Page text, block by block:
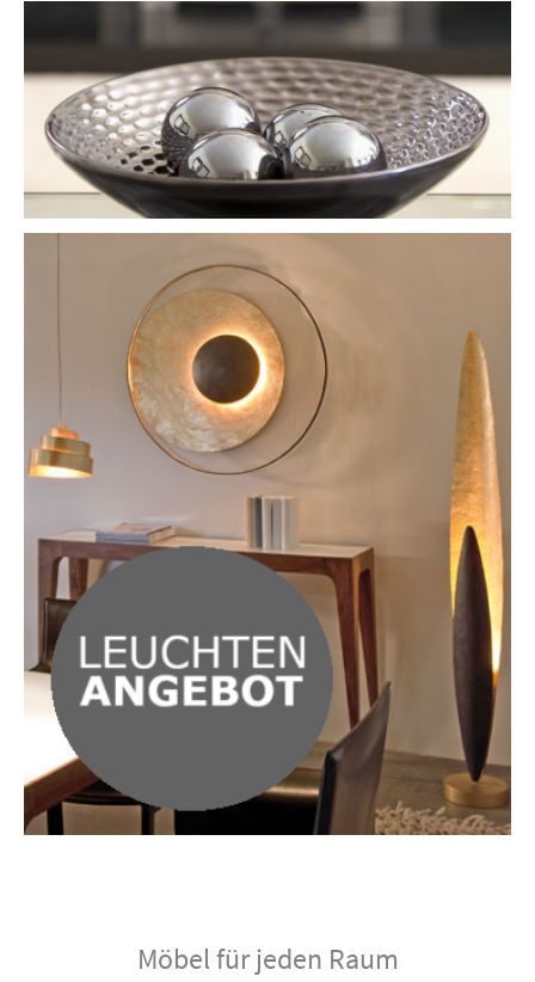
Möbel für jeden Raum